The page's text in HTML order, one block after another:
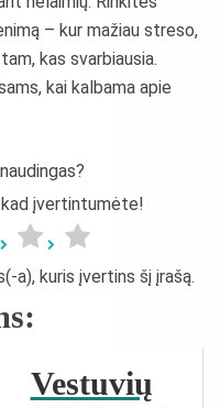
– kur mažiau streso,
kas svarbiausia.
kai kalbama apie
įvertintumėte!
a), kuris įvertins šį įrašą.
Vestuvių